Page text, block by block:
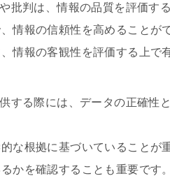
判は、情報の品質を評価す
情報の信頼性を高めることが
情報の客観性を評価する上で
する際には、データの正確性
な根拠に基づいていることが
かを確認することも重要です。